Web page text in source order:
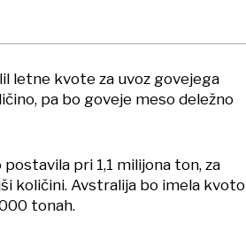
letne kvote za uvoz govejega
pa bo goveje meso deležno
pri 1,1 milijona ton, za
količini. Avstralija bo imela kvoto
tonah.